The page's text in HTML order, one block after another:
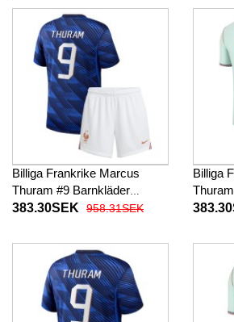
Billiga Frankrike Marcus
Thuram #9 Barnkläder
Hemma fotbollskläder till
Korta byxor)
383.30SEK 958.31SEK
Billiga
byxor)